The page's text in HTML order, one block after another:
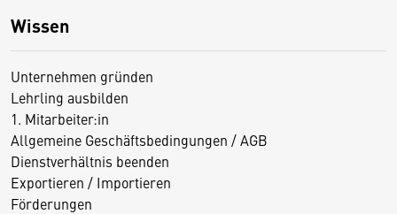
Wissen
Unternehmen gründen
Lehrling ausbilden
1. Mitarbeiter:in
Allgemeine Geschäftsbedingungen / AGB
Dienstverhältnis beenden
Exportieren / Importieren
Förderungen